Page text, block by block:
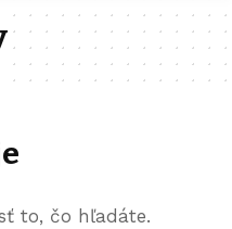
to, čo hľadáte.